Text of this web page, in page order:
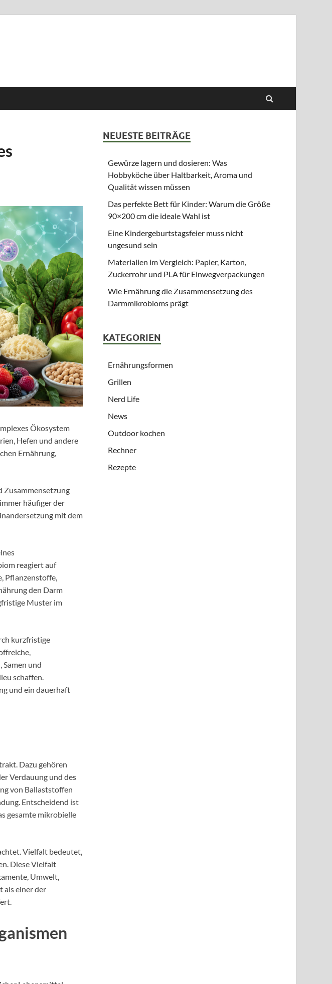
Ökosystem
Hefen und andere
Ernährung,
Zusammensetzung
häufiger der
mit dem
reagiert auf
Pflanzenstoffe,
den Darm
Muster im
kurzfristige
und
schaffen.
und ein dauerhaft
Dazu gehören
Verdauung und des
von Ballaststoffen
Entscheidend ist
gesamte mikrobielle
Vielfalt bedeutet,
Diese Vielfalt
Umwelt,
als einer der
NEUESTE BEITRÄGE
Gewürze lagern und dosieren: Was
Hobbyköche über Haltbarkeit, Aroma und
Qualität wissen müssen
Das perfekte Bett für Kinder: Warum die Größe
90×200 cm die ideale Wahl ist
Eine Kindergeburtstagsfeier muss nicht
ungesund sein
Materialien im Vergleich: Papier, Karton,
Zuckerrohr und PLA für Einwegverpackungen
Wie Ernährung die Zusammensetzung des
Darmmikrobioms prägt
KATEGORIEN
Ernährungsformen
Grillen
Nerd Life
News
Outdoor kochen
Rechner
Rezepte